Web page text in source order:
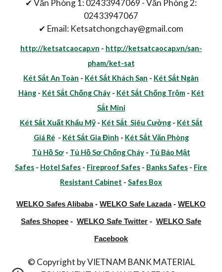
✔ Văn Phòng 1: 02433947069 - Văn Phòng 2:
02433947067
✔ Email: Ketsatchongchay@gmail.com
http://ketsatcaocap.vn - http://ketsatcaocap.vn/san-
pham/ket-sat
Két Sắt An Toàn - Két Sắt Khách Sạn - Két Sắt Ngân
Hàng- Két Sắt Chống Cháy- Két Sắt Chống Trộm- Két
Sắt Mini
Két Sắt Xuất Khẩu Mỹ- Két Sắt Siêu Cường- Két Sắt
Giá Rẻ- Két Sắt Gia Đình - Két Sắt Văn Phòng
Tủ Hồ Sơ- Tủ Hồ Sơ Chống Cháy- Tủ Bảo Mật
Safes - Hotel Safes - Fireproof Safes - Banks Safes - Fire
Resistant Cabinet - Safes Box
WELKO Safes Alibaba- WELKO Safe Lazada- WELKO
Safes Shopee - WELKO Safe Twitter - WELKO Safe
Facebook
© Copyright by VIETNAM BANK MATERIAL